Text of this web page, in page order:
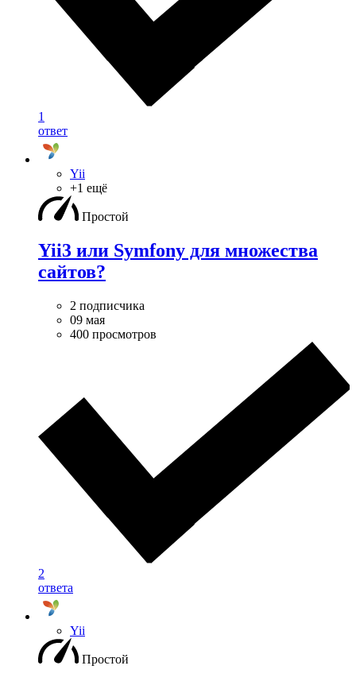
1
ответ
Yii
+1 ещё
Простой
Yii3 или Symfony для множества
сайтов?
2 подписчика
09 мая
400 просмотров
2
ответа
Yii
Простой